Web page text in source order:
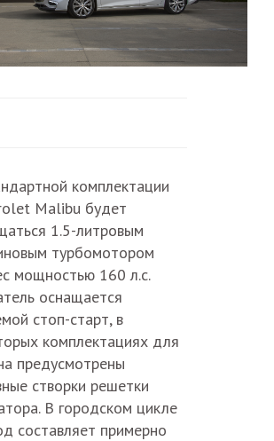
комплектации
Malibu будет
1.5-литровым
турбомотором
мощностью 160 л.с.
оснащается
стоп-старт, в
комплектациях для
предусмотрены
створки решетки
В городском цикле
составляет примерно